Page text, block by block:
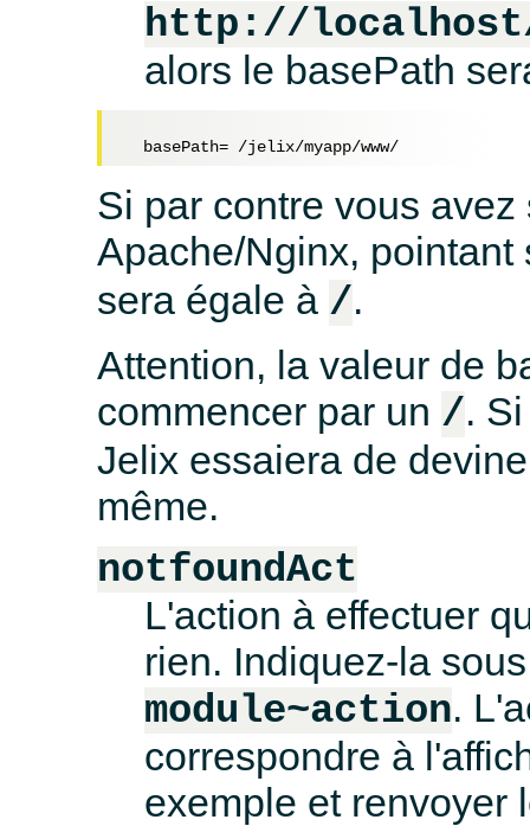
http://localhost/
alors le basePath
  basePath= /jelix/myapp/www/
Si par contre vous
Apache/Nginx,
sera égale à /.
Attention, la valeur de
commencer par un /.
Jelix essaiera de
même.
notfoundAct
L'action à effectuer
rien. Indiquez-la
module~action.
correspondre à
exemple et renvoyer